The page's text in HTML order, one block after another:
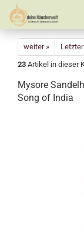
weiter »
23 Artikel in dieser
Mysore
Song of India